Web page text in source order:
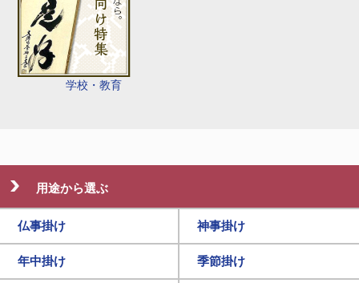
学校・教育
用途から選ぶ
仏事掛け 神事掛け
年中掛け 季節掛け